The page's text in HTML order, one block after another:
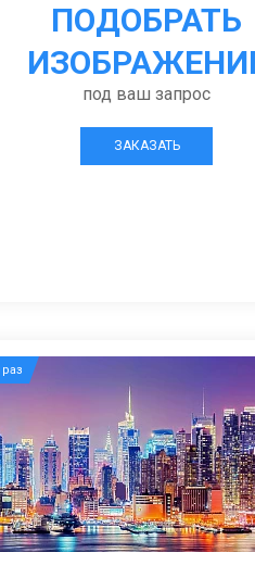
ПОДОБРАТЬ
под ваш запрос
ЗАКАЗАТЬ